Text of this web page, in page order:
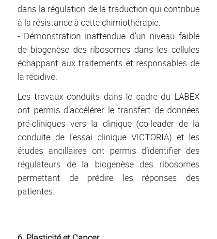
dans la régulation de la traduction qui contribue
à la résistance à cette chimiothérapie.
- Démonstration inattendue d’un niveau faible
de biogenèse des ribosomes dans les cellules
échappant aux traitements et responsables de
la récidive.
Les travaux conduits dans le cadre du LABEX
ont permis d’accélérer le transfert de données
pré-cliniques vers la clinique (co-leader de la
conduite de l’essai clinique VICTORIA) et les
études ancillaires ont permis d’identifier des
régulateurs de la biogenèse des ribosomes
permettant de prédire les réponses des
patientes.